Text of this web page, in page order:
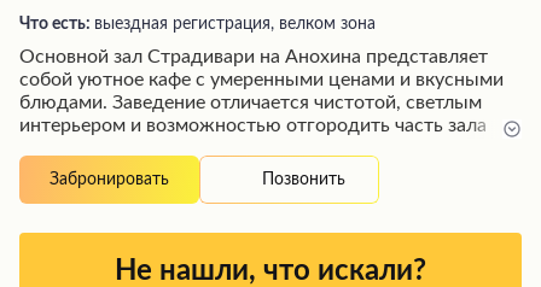
Что есть: выездная регистрация, велком зона
Основной зал Страдивари на Анохина представляет
собой уютное кафе с умеренными ценами и вкусными
блюдами. Заведение отличается чистотой, светлым
интерьером и возможностью отгородить часть зала
удобные условия для проведения различных событий,
от семейных торжеств до деловых встреч. Посетители
наличие парковки. Кафе расположено в тихом районе,
что создает дополнительный комфорт для гостей.
Забронировать Позвонить
Не нашли, что искали?